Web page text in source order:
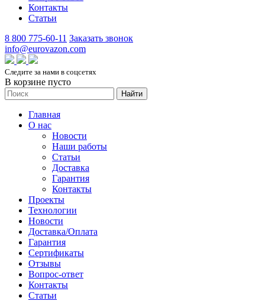
Контакты
Статьи
8 800 775-60-11 Заказать звонок
info@eurovazon.com
Следите за нами в соцсетях
В корзине пусто
Найти
Главная
О нас
Новости
Наши работы
Статьи
Доставка
Гарантия
Контакты
Проекты
Технологии
Новости
Доставка/Оплата
Гарантия
Сертификаты
Отзывы
Вопрос-ответ
Контакты
Статьи